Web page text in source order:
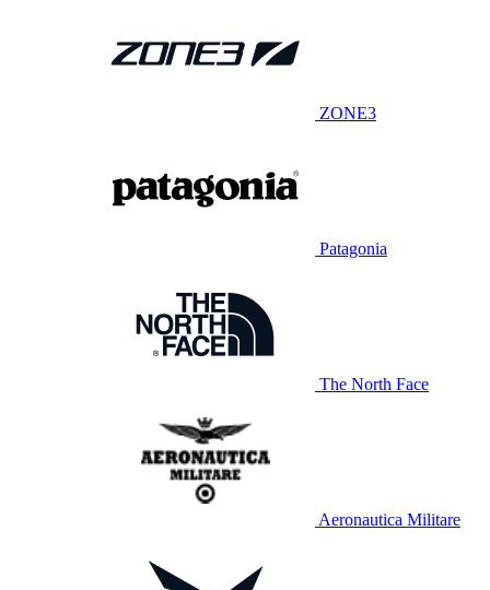
ZONE3
Patagonia
The North Face
Aeronautica Militare